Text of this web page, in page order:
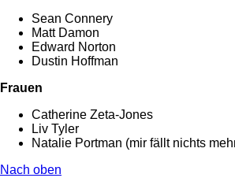
Sean Connery
Matt Damon
Edward Norton
Dustin Hoffman
Frauen
Catherine Zeta-Jones
Liv Tyler
Natalie Portman (mir fällt nichts
Nach oben